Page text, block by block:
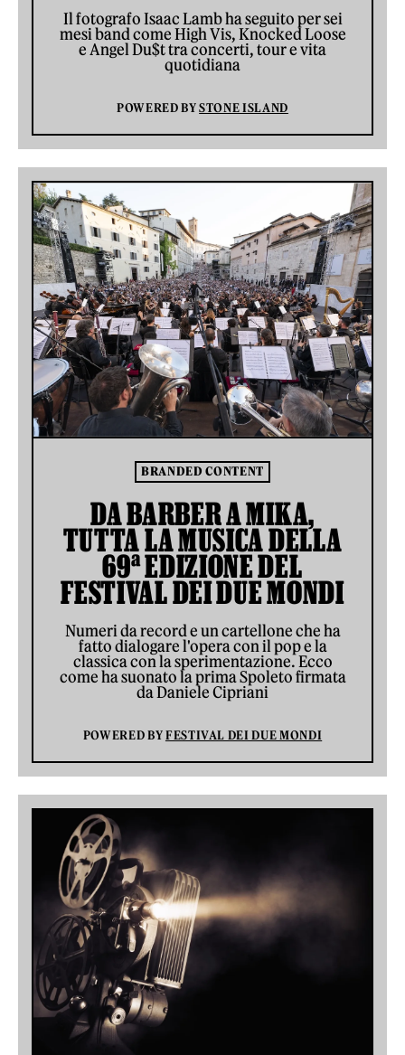
Il fotografo Isaac Lamb ha seguito per sei
mesi band come High Vis, Knocked Loose
e Angel Du$t tra concerti, tour e vita
quotidiana
POWERED BYSTONE ISLAND
BRANDED CONTENT
DA BARBER A MIKA,
TUTTA LA MUSICA DELLA
69ª EDIZIONE DEL
FESTIVAL DEI DUE MONDI
Numeri da record e un cartellone che ha
fatto dialogare l'opera con il pop e la
classica con la sperimentazione. Ecco
come ha suonato la prima Spoleto firmata
da Daniele Cipriani
POWERED BYFESTIVAL DEI DUE MONDI